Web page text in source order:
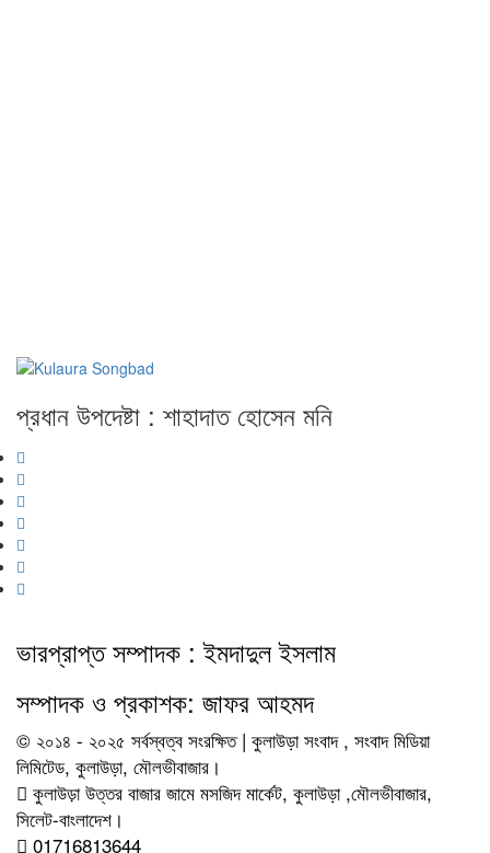
প্রধান উপদেষ্টা : শাহাদাত হোসেন মনি
ভারপ্রাপ্ত সম্পাদক : ইমদাদুল ইসলাম
সম্পাদক ও প্রকাশক: জাফর আহমদ
© ২০১৪ - ২০২৫ সর্বস্বত্ব সংরক্ষিত | কুলাউড়া সংবাদ , সংবাদ মিডিয়া
লিমিটেড, কুলাউড়া, মৌলভীবাজার।
কুলাউড়া উত্তর বাজার জামে মসজিদ মার্কেট, কুলাউড়া ,মৌলভীবাজার,
সিলেট-বাংলাদেশ।
01716813644